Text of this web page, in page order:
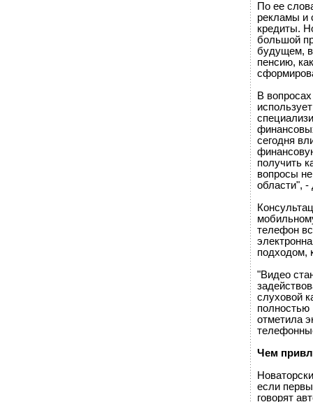
По ее
рекламы и
кредиты.
большой
будущем,
пенсию,
В
сегодня
получить
вопросы
области",
телефон
подходом,
"Видео
слуховой
полностью
отметила
Чем
если
говорят